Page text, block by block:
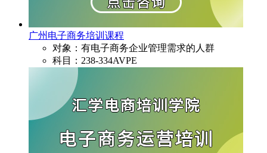
广州电子商务培训课程
对象：有电子商务企业管理需求的人群
科目：238-334AVPE